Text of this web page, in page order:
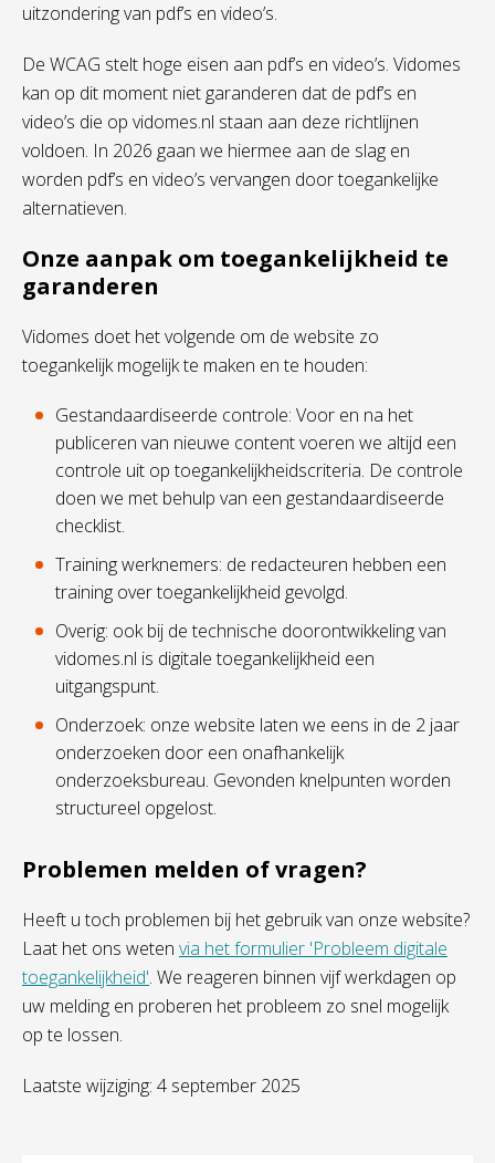
uitzondering van pdf’s en video’s.
De WCAG stelt hoge eisen aan pdf’s en video’s. Vidomes
kan op dit moment niet garanderen dat de pdf’s en
video’s die op vidomes.nl staan aan deze richtlijnen
voldoen. In 2026 gaan we hiermee aan de slag en
worden pdf’s en video’s vervangen door toegankelijke
alternatieven.
Onze aanpak om toegankelijkheid te
garanderen
Vidomes doet het volgende om de website zo
toegankelijk mogelijk te maken en te houden:
Gestandaardiseerde controle: Voor en na het
publiceren van nieuwe content voeren we altijd een
controle uit op toegankelijkheidscriteria. De controle
doen we met behulp van een gestandaardiseerde
checklist.
Training werknemers: de redacteuren hebben een
training over toegankelijkheid gevolgd.
Overig: ook bij de technische doorontwikkeling van
vidomes.nl is digitale toegankelijkheid een
uitgangspunt.
Onderzoek: onze website laten we eens in de 2 jaar
onderzoeken door een onafhankelijk
onderzoeksbureau. Gevonden knelpunten worden
structureel opgelost.
Problemen melden of vragen?
Heeft u toch problemen bij het gebruik van onze website?
Laat het ons weten via het formulier 'Probleem digitale
toegankelijkheid'. We reageren binnen vijf werkdagen op
uw melding en proberen het probleem zo snel mogelijk
op te lossen.
Laatste wijziging: 4 september 2025